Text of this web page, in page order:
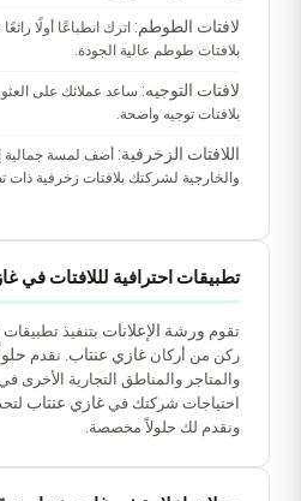
لافتات الطوطم: اترك انطباعًا أولًا
بلافتات طوطم عالية الجودة.
لافتات التوجيه: ساعد عملائك على
بلافتات توجيه واضحة.
اللافتات الزخرفية: أضف لمسة جمالية
والخارجية لشركتك بلافتات زخرفية ذات
تطبيقات احترافية لللافتات في
تقوم ورشة الإعلانات بتنفيذ تطبيقات
ركن من أركان غازي عنتاب. نقدم
والمتاجر والمناطق التجارية الأخرى في
احتياجات شركتك في غازي عنتاب
ونقدم لك حلولاً مخصصة.